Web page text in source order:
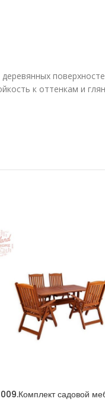
к оттенкам и
009.Комплект садовой